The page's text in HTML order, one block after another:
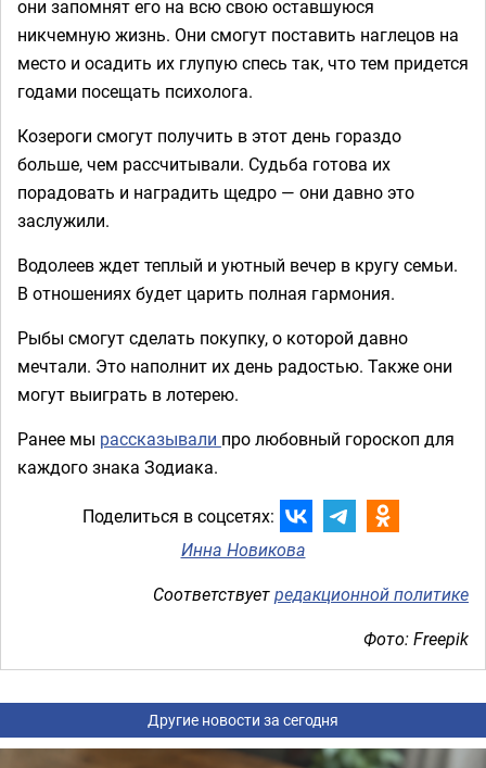
они запомнят его на всю свою оставшуюся
никчемную жизнь. Они смогут поставить наглецов на
место и осадить их глупую спесь так, что тем придется
годами посещать психолога.
Козероги смогут получить в этот день гораздо
больше, чем рассчитывали. Судьба готова их
порадовать и наградить щедро — они давно это
заслужили.
Водолеев ждет теплый и уютный вечер в кругу семьи.
В отношениях будет царить полная гармония.
Рыбы смогут сделать покупку, о которой давно
мечтали. Это наполнит их день радостью. Также они
могут выиграть в лотерею.
Ранее мы рассказывали про любовный гороскоп для
каждого знака Зодиака.
Поделиться в соцсетях:
Инна Новикова
Соответствуетредакционной политике
Фото: Freepik
Другие новости за сегодня